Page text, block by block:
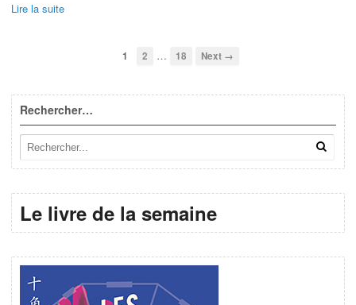
Lire la suite
1 2 … 18 Next →
Rechercher…
Le livre de la semaine